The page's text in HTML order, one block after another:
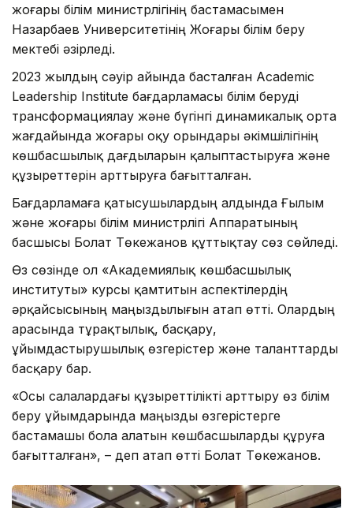
жоғары білім министрлігінің бастамасымен
Назарбаев Университетінің Жоғары білім беру
мектебі әзірледі.
2023 жылдың сәуір айында басталған Academic
Leadership Institute бағдарламасы білім беруді
трансформациялау және бүгінгі динамикалық орта
жағдайында жоғары оқу орындары әкімшілігінің
көшбасшылық дағдыларын қалыптастыруға және
құзыреттерін арттыруға бағытталған.
Бағдарламаға қатысушылардың алдында Ғылым
және жоғары білім министрлігі Аппаратының
басшысы Болат Төкежанов құттықтау сөз сөйледі.
Өз сөзінде ол «Академиялық көшбасшылық
институты» курсы қамтитын аспектілердің
әрқайсысының маңыздылығын атап өтті. Олардың
арасында тұрақтылық, басқару,
ұйымдастырушылық өзгерістер және таланттарды
басқару бар.
«Осы салалардағы құзыреттілікті арттыру өз білім
беру ұйымдарында маңызды өзгерістерге
бастамашы бола алатын көшбасшыларды құруға
бағытталған», – деп атап өтті Болат Төкежанов.